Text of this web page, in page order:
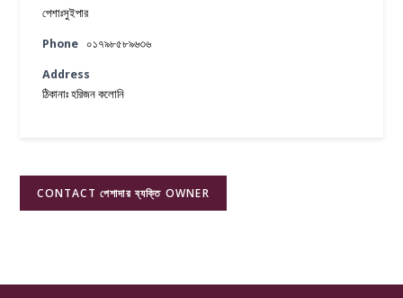
পেশাঃসুইপার
Phone ০১৭৯৮৫৮৯৬৩৬
Address
ঠিকানাঃ হরিজন কলোনি
CONTACT পেশাদার ব্যক্তি OWNER